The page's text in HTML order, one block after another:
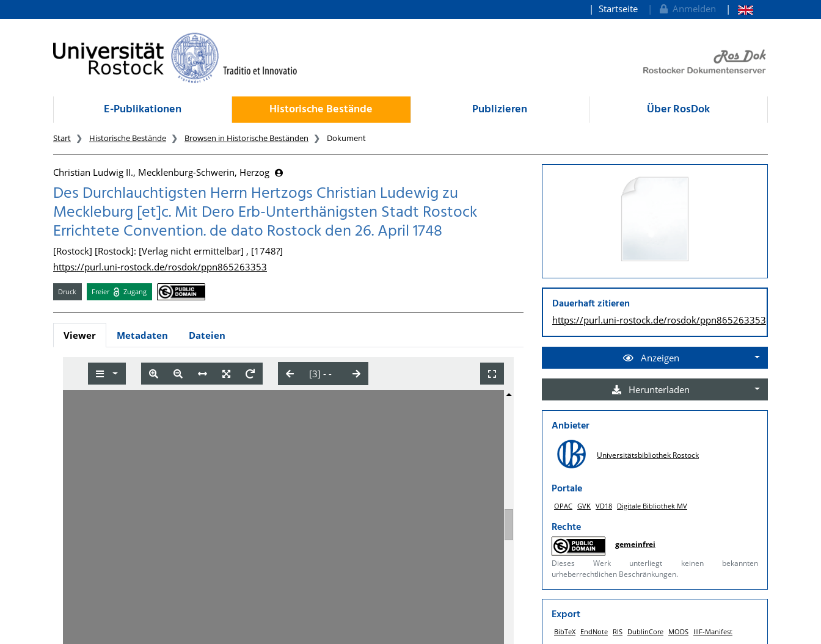
zum Inhalt
Startseite Anmelden
E-Publikationen Historische Bestände Publizieren Über RosDok
Start Historische Bestände Browsen in Historische Beständen Dokument
Christian Ludwig II., Mecklenburg-Schwerin, Herzog
Des Durchlauchtigsten Herrn Hertzogs Christian Ludewig zu
Meckleburg [et]c. Mit Dero Erb-Unterthänigsten Stadt Rostock
Errichtete Convention. de dato Rostock den 26. April 1748
[Rostock] [Rostock]: [Verlag nicht ermittelbar] , [1748?]
https://purl.uni-rostock.de/rosdok/ppn865263353
Druck Freier Zugang
Viewer Metadaten Dateien
Dauerhaft zitieren
https://purl.uni-rostock.de/rosdok/ppn865263353
Anzeigen
Herunterladen
Anbieter
Universitätsbibliothek Rostock
Portale
OPAC GVK VD18 Digitale Bibliothek MV
Rechte
gemeinfrei
Dieses Werk unterliegt keinen bekannten
urheberrechtlichen Beschränkungen.
Export
BibTeX EndNote RIS DublinCore MODS IIIF-Manifest